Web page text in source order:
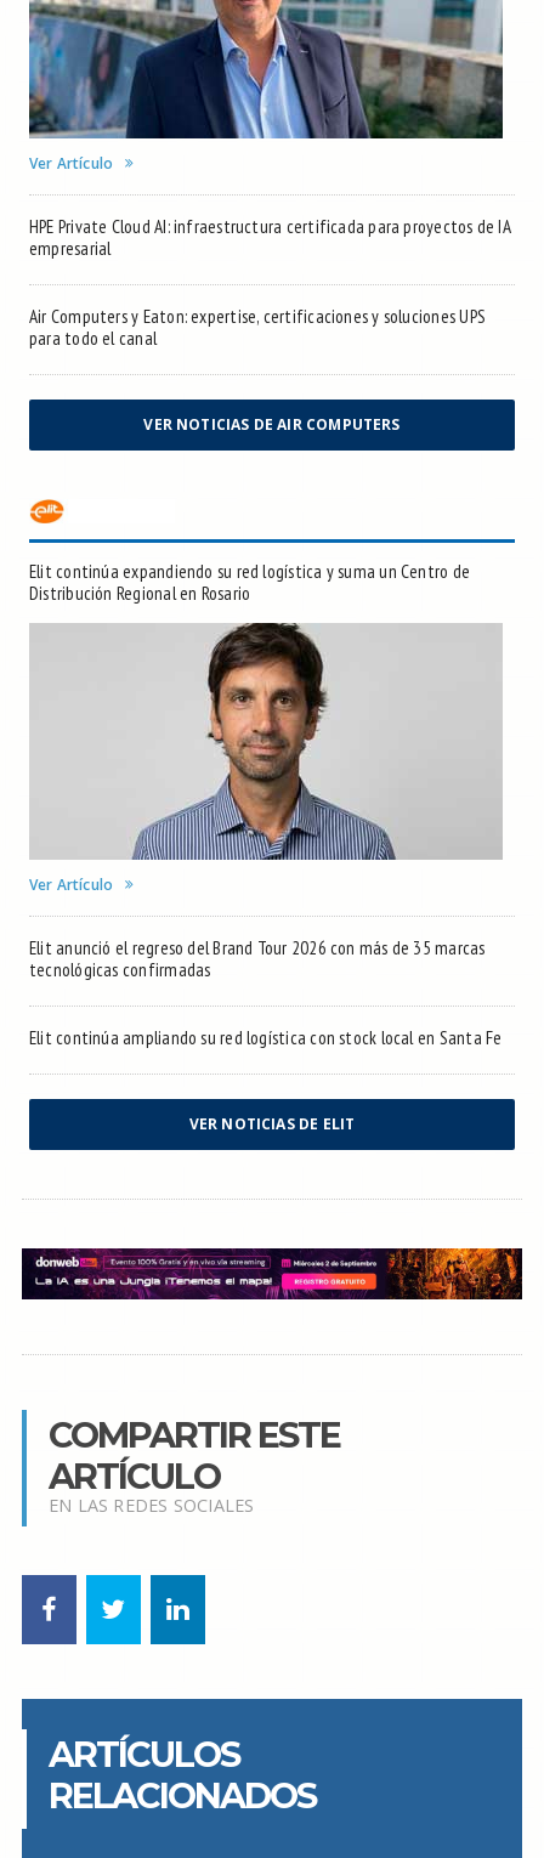
Ver Artículo
HPE Private Cloud AI: infraestructura certificada para proyectos de IA
empresarial
Air Computers y Eaton: expertise, certificaciones y soluciones UPS
para todo el canal
VER NOTICIAS DE AIR COMPUTERS
Elit continúa expandiendo su red logística y suma un Centro de
Distribución Regional en Rosario
Ver Artículo
Elit anunció el regreso del Brand Tour 2026 con más de 35 marcas
tecnológicas confirmadas
Elit continúa ampliando su red logística con stock local en Santa Fe
VER NOTICIAS DE ELIT
COMPARTIR ESTE
ARTÍCULO
EN LAS REDES SOCIALES
ARTÍCULOS
RELACIONADOS